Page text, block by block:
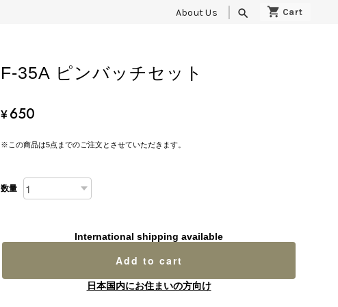
About Us search
F-35A ピンバッチセット
¥650
※この商品は5点までのご注文とさせていただきます。
数量
International shipping available
Add to cart
日本国内にお住まいの方向け